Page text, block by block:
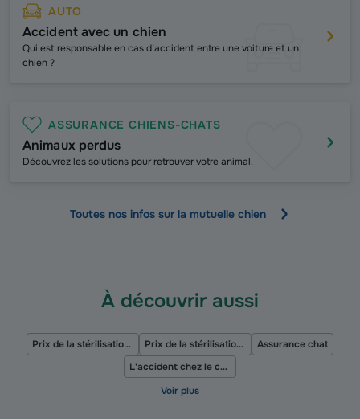
AUTO
Accident avec un chien
Qui est responsable en cas d’accident entre une voiture et un
chien ?
ASSURANCE CHIENS-CHATS
Animaux perdus
Découvrez les solutions pour retrouver votre animal.
Toutes nos infos sur la mutuelle chien
À découvrir aussi
Prix de la stérilisation ou de la castration pour chat Prix de la stérilisation ou de la castration pour chien
Assurance chat
L'accident chez le chien